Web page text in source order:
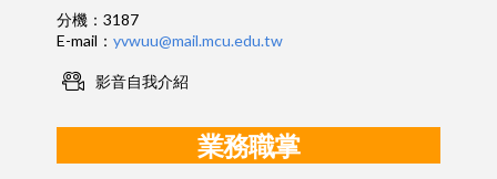
分機：3187
E-mail： yvwuu@mail.mcu.edu.tw
影音自我介紹
業務職掌